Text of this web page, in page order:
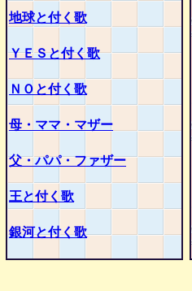
地球と付く歌
ＹＥＳと付く歌
ＮＯと付く歌
母・ママ・マザー
父・パパ・ファザー
王と付く歌
銀河と付く歌